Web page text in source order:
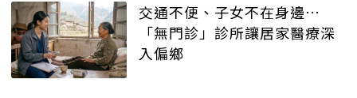
交通不便、子女不在身邊…
「無門診」診所讓居家醫療深
入偏鄉